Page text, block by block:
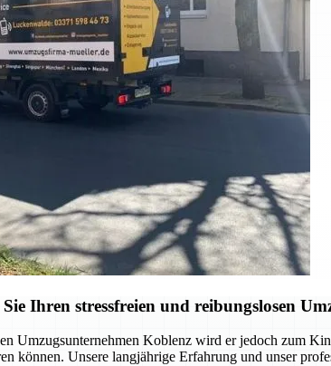
Ihren stressfreien und reibungslosen
Umzugsunternehmen Koblenz wird er jedoch zum
können. Unsere langjährige Erfahrung und unser